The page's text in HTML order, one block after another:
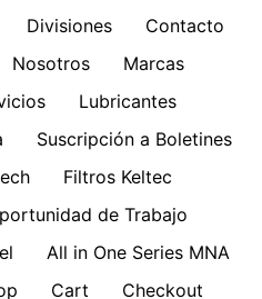
Divisiones
Contacto
Nosotros
Marcas
Lubricantes
Suscripción a Boletines
Filtros Keltec
de Trabajo
All in One Series MNA
Cart Checkout